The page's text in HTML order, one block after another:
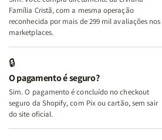
+
A
Mulher
Lar
+
A
Lar
Família Cristã, com a mesma operação
reconhecida por mais de 299 mil avaliações nos
marketplaces.
🔒
O pagamento é seguro?
Sim. O pagamento é concluído no checkout
seguro da Shopify, com Pix ou cartão, sem sair
do site oficial.